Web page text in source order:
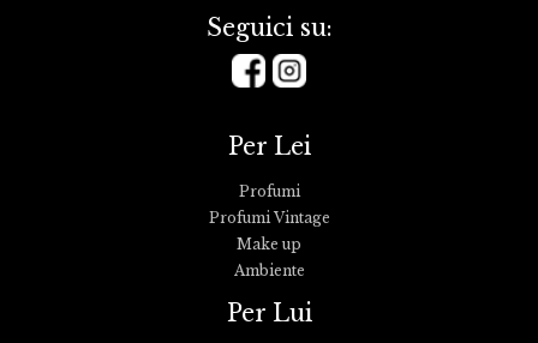
Seguici su:
Per Lei
Profumi
Profumi Vintage
Make up
Ambiente
Per Lui